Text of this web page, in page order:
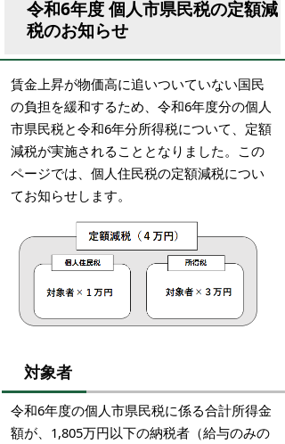
令和6年度 個人市県民税の定額減
税のお知らせ
賃金上昇が物価高に追いついていない国民
の負担を緩和するため、令和6年度分の個人
市県民税と令和6年分所得税について、定額
減税が実施されることとなりました。この
ページでは、個人住民税の定額減税につい
てお知らせします。
対象者
令和6年度の個人市県民税に係る合計所得金
額が、1,805万円以下の納税者（給与のみの